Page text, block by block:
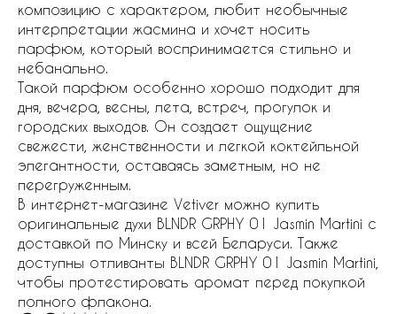
композицию с характером, любит необычные
интерпретации жасмина и хочет носить
парфюм, который воспринимается стильно и
небанально.
Такой парфюм особенно хорошо подходит для
дня, вечера, весны, лета, встреч, прогулок и
городских выходов. Он создает ощущение
свежести, женственности и легкой коктейльной
элегантности, оставаясь заметным, но не
перегруженным.
В интернет-магазине Vetiver можно купить
оригинальные духи BLNDR GRPHY 01 Jasmin Martini с
доставкой по Минску и всей Беларуси. Также
доступны отливанты BLNDR GRPHY 01 Jasmin Martini,
чтобы протестировать аромат перед покупкой
полного флакона.